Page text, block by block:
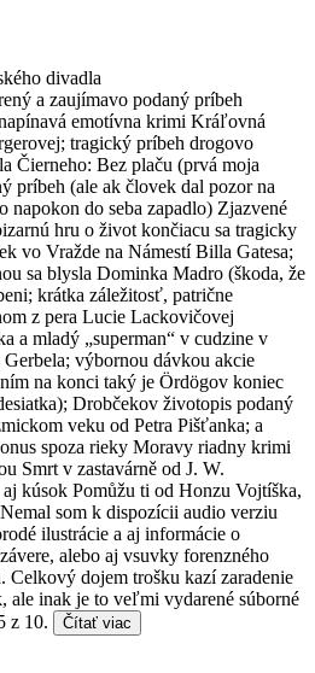
divadla
a zaujímavo podaný príbeh
emotívna krimi Kráľovná
tragický príbeh drogovo
Čierneho: Bez plaču (prvá moja
príbeh (ale ak človek dal pozor na
napokon do seba zapadlo) Zjazvené
hru o život končiacu sa tragicky
vo Vražde na Námestí Billa Gatesa;
sa blysla Dominka Madro (škoda, že
krátka záležitosť, patrične
z pera Lucie Lackovičovej
a mladý „superman“ v cudzine v
výbornou dávkou akcie
na konci taký je Ördögov koniec
Drobčekov životopis podaný
veku od Petra Pišťanka; a
spoza rieky Moravy riadny krimi
Smrt v zastavárně od J. W.
kúsok Pomůžu ti od Honzu Vojtíška,
som k dispozícii audio verziu
ilustrácie a aj informácie o
alebo aj vsuvky forenzného
Celkový dojem trošku kazí zaradenie
ale inak je to veľmi vydarené súborné
z 10.
Čítať viac